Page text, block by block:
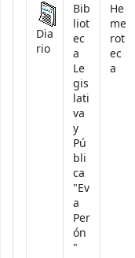
Dia
rio
Bib
liot
ec
a
Le
gis
lati
va
y
Pú
bli
ca
"Ev
a
Per
ón
"
He
me
rot
ec
a